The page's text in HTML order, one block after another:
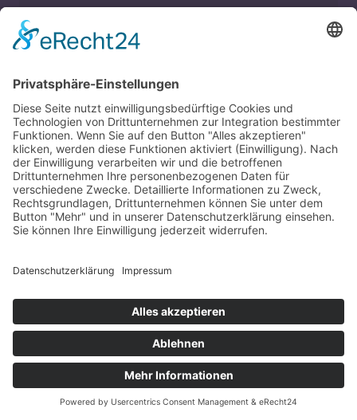
Evangelisch in Bayern
Copyright © 2026 EVHN – Evangelische Hochschule
Nürnberg